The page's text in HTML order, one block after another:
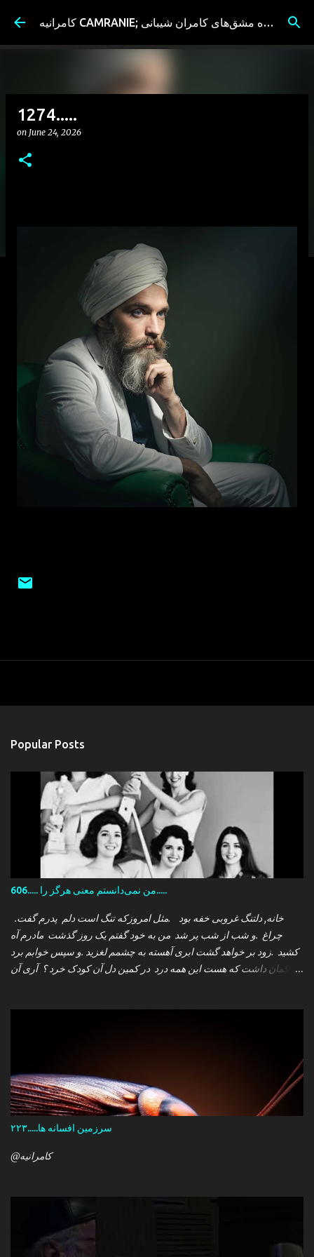
Skip to main content کامرانیه CAMRANIE; سیاه مشق‌های کامران شیبانی
1274.....
on June 24, 2026
Popular Posts
606..... من نمی‌دانستم معنی هرگز را.....
.خانه, دلتنگ غروبی خفه بود .مثل امروزکه تنگ است دلم پدرم گفت
چراغ .و شب از شب پر شد من به خود گفتم یک روز گذشت مادرم آه
کشید .زود بر خواهد گشت ابری آهسته به چشمم لغزید .و سپس خوابم برد
که گمان داشت که هست این همه درد در کمین دل آن کودک خرد ؟ آری آن
سرزمین افسانه ها.....۲۲۳
@کامرانیه